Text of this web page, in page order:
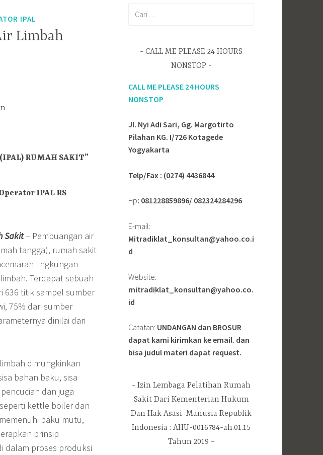
IPAL
Limbah
RUMAH SAKIT”
IPAL RS
Sakit– Pembuangan air
tangga), rumah sakit
lingkungan
Terdapat sebuah
636 titik sampel sumber
75% dari sumber
dinilai dari
dimungkinkan
bahan baku, sisa
dan juga
kettle boiler dan
baku mutu,
prinsip
dalam proses produksi
t
u
CALL ME PLEASE 24 HOURS
NONSTOP
CALL ME PLEASE 24 HOURS
NONSTOP
Jl. Nyi Adi Sari, Gg. Margotirto
Pilahan KG. I/726 Kotagede
Yogyakarta
Telp/Fax : (0274) 4436844
Hp: 081228859896/ 082324284296
E-mail:
Mitradiklat_konsultan@yahoo.co.i
d
Website:
mitradiklat_konsultan@yahoo.co.
id
Catatan: UNDANGAN dan BROSUR
dapat kami kirimkan ke email. dan
bisa judul materi dapat request.
Izin Lembaga Pelatihan Rumah
Sakit Dari Kementerian Hukum
Dan Hak Asasi Manusia Republik
Indonesia : AHU-0016784-ah.01.15
Tahun 2019